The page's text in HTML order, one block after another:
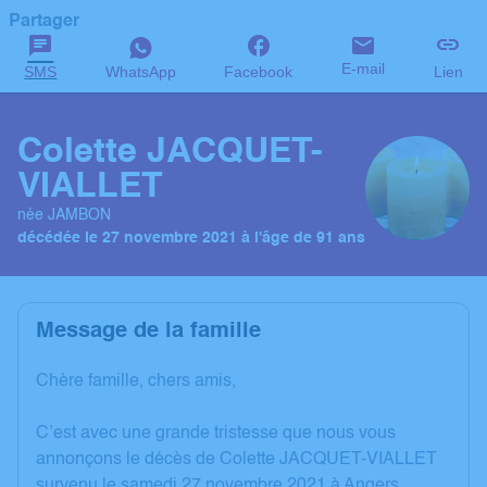
Partager
SMS WhatsApp Facebook E-mail Lien
Colette JACQUET-
VIALLET
née JAMBON
décédée le 27 novembre 2021 à l'âge de 91 ans
Message de la famille
Chère famille, chers amis,
C’est avec une grande tristesse que nous vous
annonçons le décès de Colette JACQUET-VIALLET